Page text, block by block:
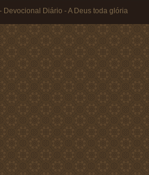
Devocional Diário - A Deus toda glória